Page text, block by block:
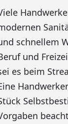
schnellem
und
es beim